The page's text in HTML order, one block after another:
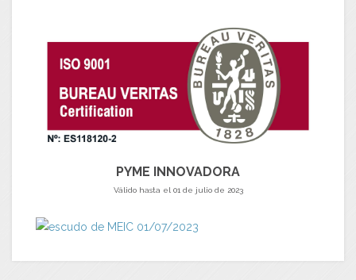
PYME INNOVADORA
Válido hasta el 01 de julio de 2023